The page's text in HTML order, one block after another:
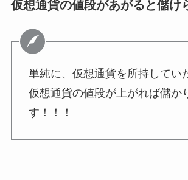
仮想通貨の値段があがると儲け
単純に、仮想通貨を所持してい
仮想通貨の値段が上がれば儲か
す！！！